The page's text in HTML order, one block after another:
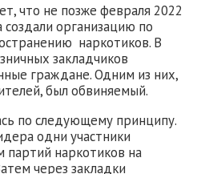
что не позже февраля 2022
организацию по
наркотиков. В
закладчиков
граждане. Одним из них,
был обвиняемый.
по следующему принципу.
одни участники
партий наркотиков на
через закладки